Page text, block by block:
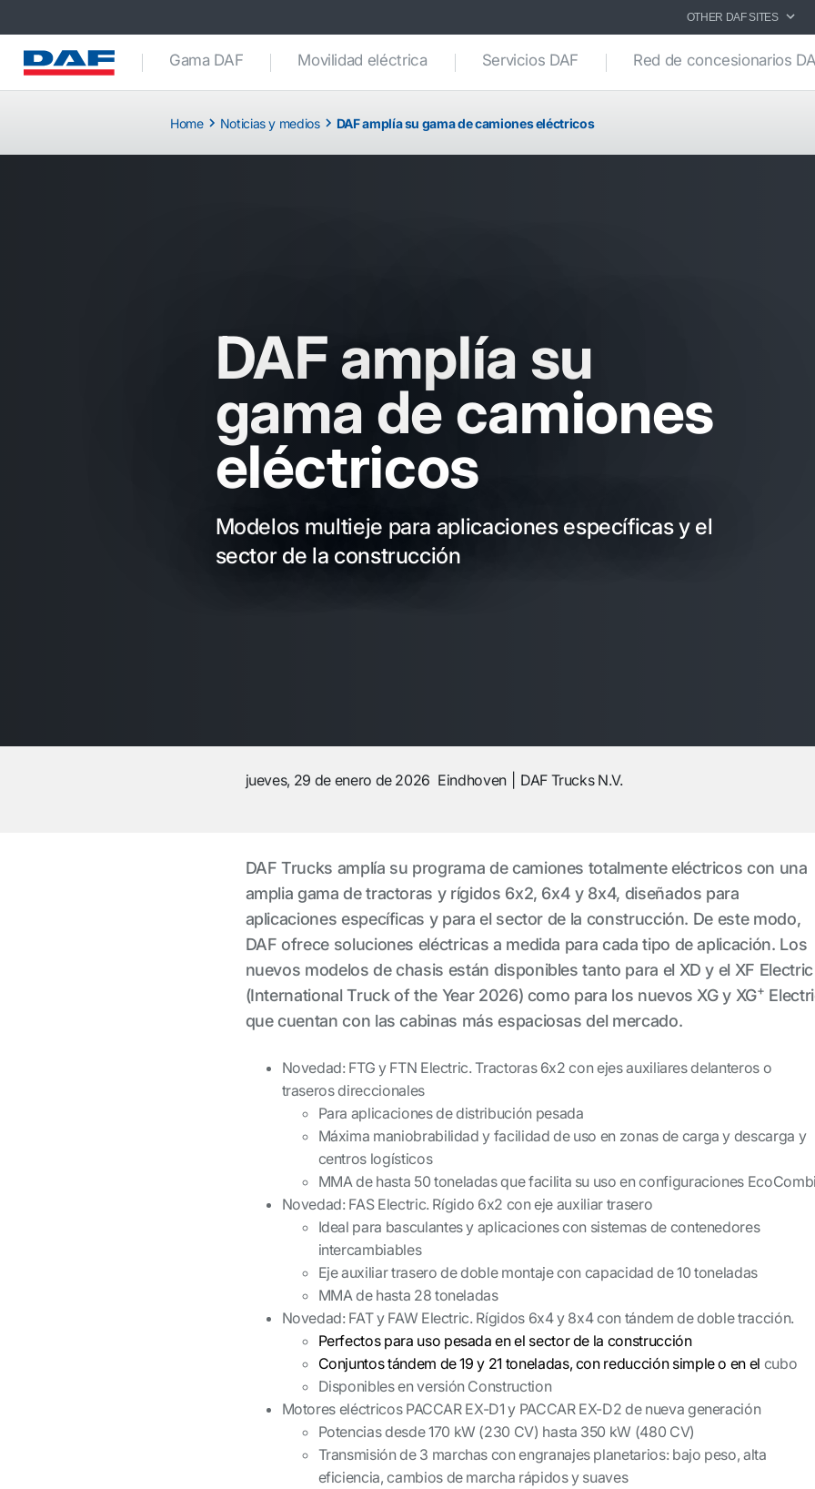
OTHER DAF SITES
Gama DAF Movilidad eléctrica Servicios DAF Red de concesionarios
Home Noticias y medios DAF amplía su gama de camiones eléctricos
DAF amplía su
gama de camiones
eléctricos
Modelos multieje para aplicaciones específicas y el
sector de la construcción
jueves, 29 de enero de 2026 Eindhoven DAF Trucks N.V.
DAF Trucks amplía su programa de camiones totalmente eléctricos con una
amplia gama de tractoras y rígidos 6x2, 6x4 y 8x4, diseñados para
aplicaciones específicas y para el sector de la construcción. De este modo,
DAF ofrece soluciones eléctricas a medida para cada tipo de aplicación. Los
nuevos modelos de chasis están disponibles tanto para el XD y el XF Electric
(International Truck of the Year 2026) como para los nuevos XG y XG+
que cuentan con las cabinas más espaciosas del mercado.
Novedad: FTG y FTN Electric. Tractoras 6x2 con ejes auxiliares delanteros o
traseros direccionales
Para aplicaciones de distribución pesada
Máxima maniobrabilidad y facilidad de uso en zonas de carga y descarga y
centros logísticos
MMA de hasta 50 toneladas que facilita su uso en configuraciones
Novedad: FAS Electric. Rígido 6x2 con eje auxiliar trasero
Ideal para basculantes y aplicaciones con sistemas de contenedores
intercambiables
Eje auxiliar trasero de doble montaje con capacidad de 10 toneladas
MMA de hasta 28 toneladas
Novedad: FAT y FAW Electric. Rígidos 6x4 y 8x4 con tándem de doble tracción.
Perfectos para uso pesada en el sector de la construcción
Conjuntos tándem de 19 y 21 toneladas, con reducción simple o en el cubo
Disponibles en versión Construction
Motores eléctricos PACCAR EX-D1 y PACCAR EX-D2 de nueva generación
Potencias desde 170 kW (230 CV) hasta 350 kW (480 CV)
Transmisión de 3 marchas con engranajes planetarios: bajo peso, alta
eficiencia, cambios de marcha rápidos y suaves